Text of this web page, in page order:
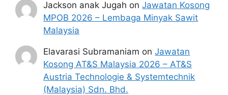
Permohonan daripada pegawai kerajaan
yang sedang berkhidmat hendaklah
dikemukakan melalui Ketua Jabatan
masing-masing mengikut Peraturan 18,
Peraturan-peraturan Pegawai Awam
(Pelantikan, Kenaikan Pangkat dan
Penamatan Perkhidmatan) 2012.
Jackson anak Jugah onJawatan Kosong
MPOB 2026 – Lembaga Minyak Sawit
Malaysia
Elavarasi Subramaniam onJawatan
Kosong AT&S Malaysia 2026 – AT&S
Austria Technologie & Systemtechnik
(Malaysia) Sdn. Bhd.